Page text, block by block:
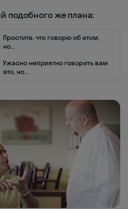
подобного же плана:
Простите, что говорю об этом,
но...
Ужасно неприятно говорить вам
это, но...